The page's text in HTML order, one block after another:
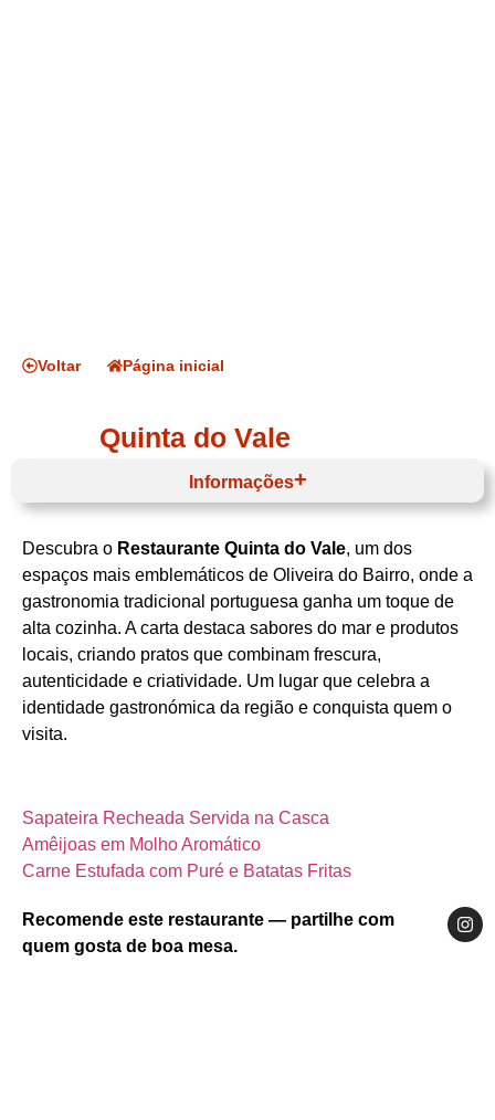
Voltar Página inicial
Quinta do Vale
Descubra o Restaurante Quinta do Vale, um dos
espaços mais emblemáticos de Oliveira do Bairro, onde a
gastronomia tradicional portuguesa ganha um toque de
alta cozinha. A carta destaca sabores do mar e produtos
locais, criando pratos que combinam frescura,
autenticidade e criatividade. Um lugar que celebra a
identidade gastronómica da região e conquista quem o
visita.
Sapateira Recheada Servida na Casca
Amêijoas em Molho Aromático
Carne Estufada com Puré e Batatas Fritas
Recomende este restaurante — partilhe com
quem gosta de boa mesa.
Informações
Horário de funcionamento